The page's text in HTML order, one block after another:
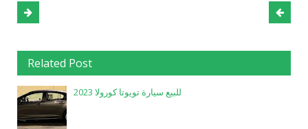
Related Post
للبيع سيارة تويوتا كورولا 2023